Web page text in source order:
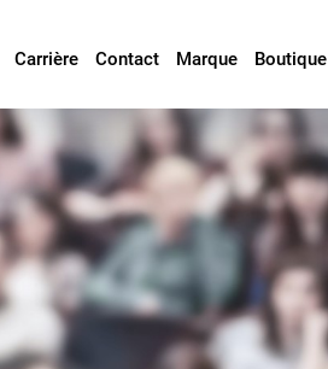
Carrière Contact Marque Boutique